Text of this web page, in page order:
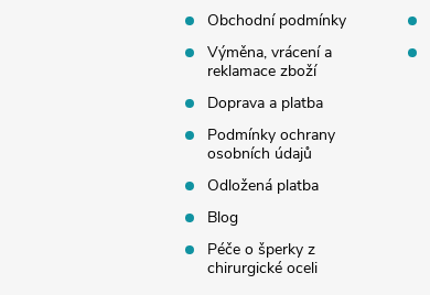
Obchodní podmínky
Výměna, vrácení a
reklamace zboží
Doprava a platba
Podmínky ochrany
osobních údajů
Odložená platba
Blog
Péče o šperky z
chirurgické oceli